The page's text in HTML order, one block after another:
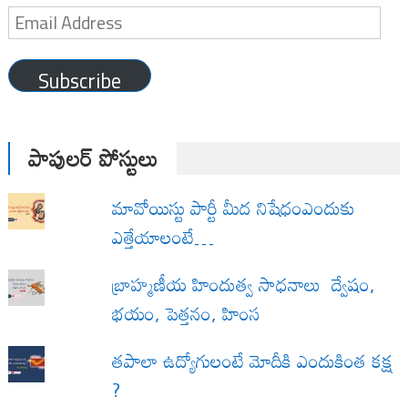
Email
Address
Subscribe
పాపులర్ పోస్టులు
మావోయిస్టు పార్టీ మీద నిషేధంఎందుకు
ఎత్తేయాలంటే…
బ్రాహ్మణీయ హిందుత్వ సాధనాలు ద్వేషం,
భయం, పెత్తనం, హింస
త‌పాలా ఉద్యోగులంటే మోదీకి ఎందుకింత కక్ష
?